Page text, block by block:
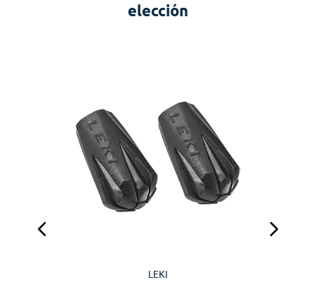
elección
LEKI